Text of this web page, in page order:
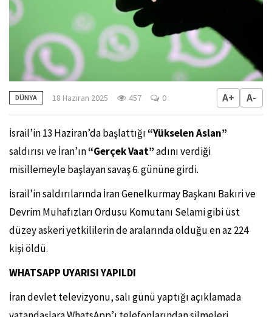
DÜNYA 18 Haziran 2025 457 0 A+ A-
İsrail’in 13 Haziran’da başlattığı“Yükselen Aslan”
saldırısı ve İran’ın“Gerçek Vaat”adını verdiği
misillemeyle başlayan savaş 6. gününe girdi.
İsrail’in saldırılarında İran Genelkurmay Başkanı Bakıri ve
Devrim Muhafızları Ordusu Komutanı Selami gibi üst
düzey askeri yetkililerin de aralarında olduğu en az 224
kişi öldü.
WHATSAPP UYARISI YAPILDI
İran devlet televizyonu, salı günü yaptığı açıklamada